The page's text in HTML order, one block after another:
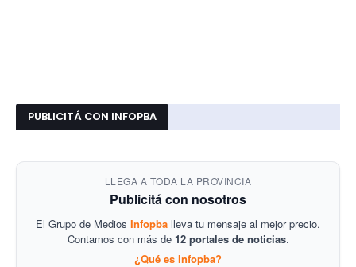
PUBLICITÁ CON INFOPBA
LLEGA A TODA LA PROVINCIA
Publicitá con nosotros
El Grupo de Medios Infopba lleva tu mensaje al mejor precio.
Contamos con más de 12 portales de noticias.
¿Qué es Infopba?